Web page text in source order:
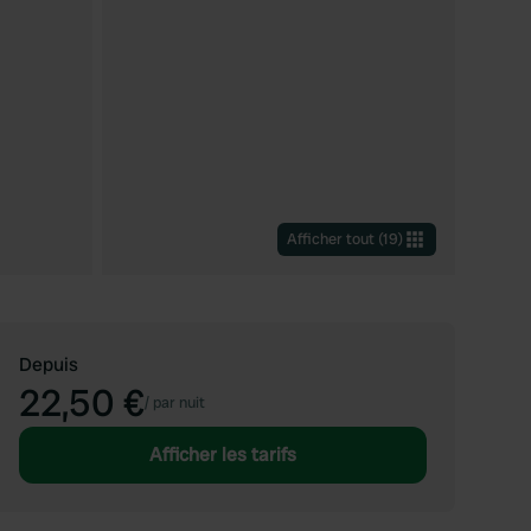
Afficher tout (19)
Depuis
22,50 €/ par nuit
Afficher les tarifs